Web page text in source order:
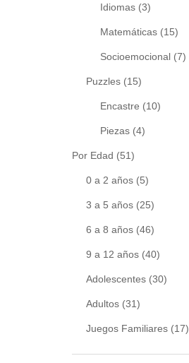
Idiomas (3)
Matemáticas (15)
Socioemocional (7)
Puzzles (15)
Encastre (10)
Piezas (4)
Por Edad (51)
0 a 2 años (5)
3 a 5 años (25)
6 a 8 años (46)
9 a 12 años (40)
Adolescentes (30)
Adultos (31)
Juegos Familiares (17)